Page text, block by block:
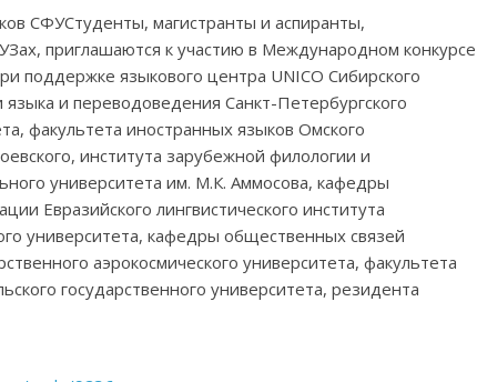
СФУСтуденты, магистранты и аспиранты,
приглашаются к участию в Международном конкурсе
поддержке языкового центра UNICO Сибирского
и переводоведения Санкт-Петербургского
факультета иностранных языков Омского
института зарубежной филологии и
университета им. М.К. Аммосова, кафедры
Евразийского лингвистического института
университета, кафедры общественных связей
аэрокосмического университета, факультета
государственного университета, резидента